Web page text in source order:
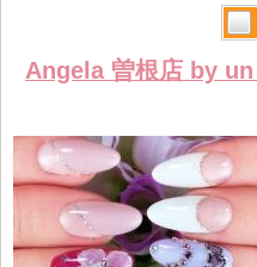
Angela 曽根店 by
比
る